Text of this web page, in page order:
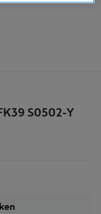
S0502-Y